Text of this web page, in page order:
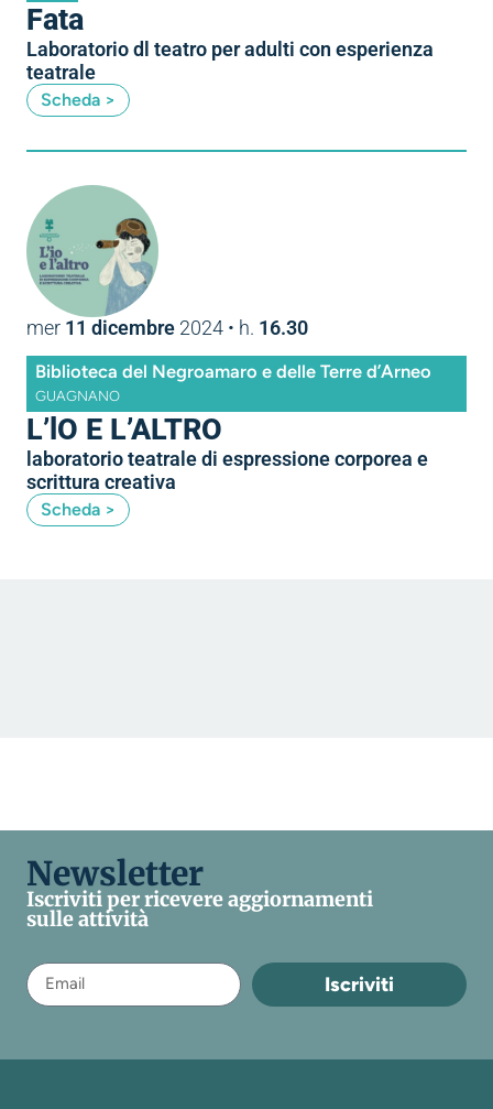
Fata
Laboratorio dl teatro per adulti con esperienza
teatrale
Scheda >
mer 11 dicembre 2024 • h. 16.30
Biblioteca del Negroamaro e delle Terre d’Arneo
GUAGNANO
L’lO E L’ALTRO
laboratorio teatrale di espressione corporea e
scrittura creativa
Scheda >
Newsletter
Iscriviti per ricevere aggiornamenti
sulle attività
Iscriviti